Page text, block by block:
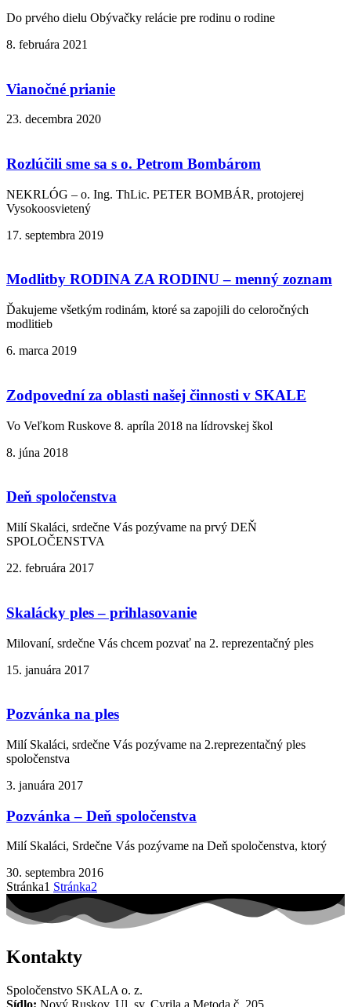
Do prvého dielu Obývačky relácie pre rodinu o rodine
8. februára 2021
Vianočné prianie
23. decembra 2020
Rozlúčili sme sa s o. Petrom Bombárom
NEKRLÓG – o. Ing. ThLic. PETER BOMBÁR, protojerej
Vysokoosvietený
17. septembra 2019
Modlitby RODINA ZA RODINU – menný zoznam
Ďakujeme všetkým rodinám, ktoré sa zapojili do celoročných
modlitieb
6. marca 2019
Zodpovední za oblasti našej činnosti v SKALE
Vo Veľkom Ruskove 8. apríla 2018 na lídrovskej škol
8. júna 2018
Deň spoločenstva
Milí Skaláci, srdečne Vás pozývame na prvý DEŇ
SPOLOČENSTVA
22. februára 2017
Skalácky ples – prihlasovanie
Milovaní, srdečne Vás chcem pozvať na 2. reprezentačný ples
15. januára 2017
Pozvánka na ples
Milí Skaláci, srdečne Vás pozývame na 2.reprezentačný ples
spoločenstva
3. januára 2017
Pozvánka – Deň spoločenstva
Milí Skaláci, Srdečne Vás pozývame na Deň spoločenstva, ktorý
30. septembra 2016
Stránka1 Stránka2
Kontakty
Spoločenstvo SKALA o. z.